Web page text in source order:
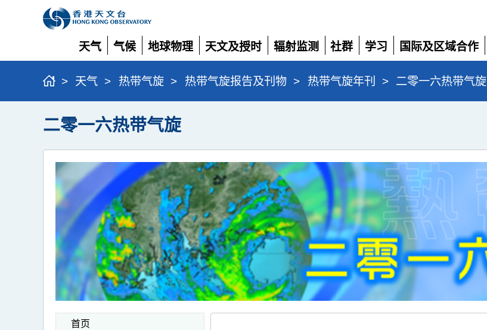
天气
展
开
气候
展
开
地球物理
展
开
天文及授时
展
开
辐射监测
展
开
社群
展
开
学习
展
开
国际及区域合作
展
开
> 天气 > 热带气旋 > 热带气旋报告及刊物 > 热带气旋年刊 > 二零一六热带气旋
二零一六热带气旋
首页